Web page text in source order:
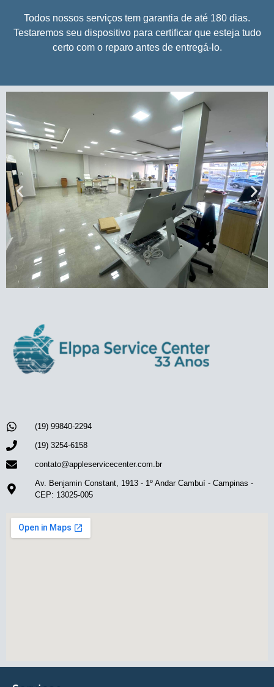
Todos nossos serviços tem garantia de até 180 dias.
Testaremos seu dispositivo para certificar que esteja tudo
certo com o reparo antes de entregá-lo.
(19) 99840-2294
(19) 3254-6158
contato@appleservicecenter.com.br
Av. Benjamin Constant, 1913 - 1º Andar Cambuí - Campinas -
CEP: 13025-005